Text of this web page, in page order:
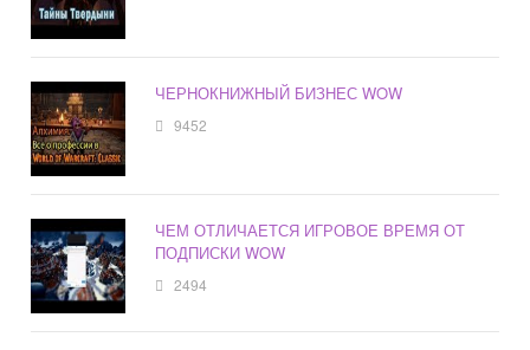
ЧЕРНОКНИЖНЫЙ БИЗНЕС WOW
9452
ЧЕМ ОТЛИЧАЕТСЯ ИГРОВОЕ ВРЕМЯ ОТ
ПОДПИСКИ WOW
2494